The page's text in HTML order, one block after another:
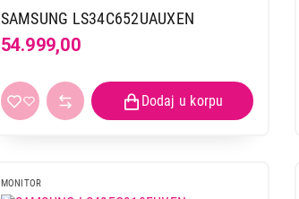
SAMSUNG LS34C652UAUXEN
54.999,00
MONITOR